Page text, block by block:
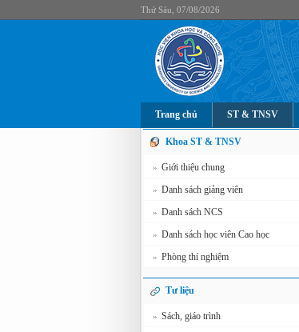
Thứ Sáu, 07/08/2026
Trang chủ ST & TNSV
Khoa ST & TNSV
» Giới thiệu chung
» Danh sách giảng viên
» Danh sách NCS
» Danh sách học viên Cao học
» Phòng thí nghiệm
Tư liệu
» Sách, giáo trình